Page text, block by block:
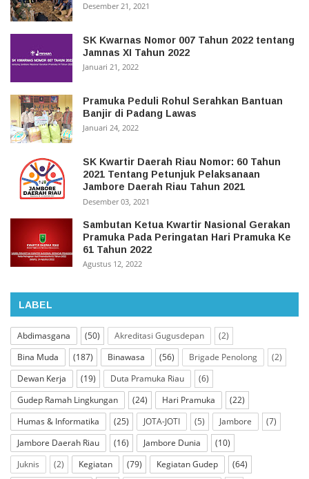
Desember 21, 2021
SK Kwarnas Nomor 007 Tahun 2022 tentang
Jamnas XI Tahun 2022
Januari 21, 2022
Pramuka Peduli Rohul Serahkan Bantuan
Banjir di Padang Lawas
Januari 24, 2022
SK Kwartir Daerah Riau Nomor: 60 Tahun
2021 Tentang Petunjuk Pelaksanaan
Jambore Daerah Riau Tahun 2021
Desember 03, 2021
Sambutan Ketua Kwartir Nasional Gerakan
Pramuka Pada Peringatan Hari Pramuka Ke
61 Tahun 2022
Agustus 12, 2022
LABEL
Abdimasgana (50) Akreditasi Gugusdepan
(2)
Bina Muda
(187) Binawasa (56) Brigade Penolong
(2)
Dewan Kerja
(19) Duta Pramuka Riau
(6)
Gudep Ramah Lingkungan
(24) Hari Pramuka
(22)
Humas & Informatika
(25) JOTA-JOTI (5) Jambore
(7)
Jambore Daerah Riau
(16) Jambore Dunia
(10)
Juknis
(2) Kegiatan (79) Kegiatan Gudep
(64)